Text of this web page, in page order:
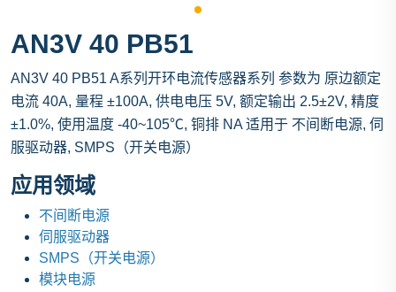
AN3V 40 PB51
AN3V 40 PB51 A系列开环电流传感器系列 参数为 原边额定
电流 40A, 量程 ±100A, 供电电压 5V, 额定输出 2.5±2V, 精度
±1.0%, 使用温度 -40~105℃, 铜排 NA 适用于 不间断电源, 伺
服驱动器, SMPS（开关电源）
应用领域
不间断电源
伺服驱动器
SMPS（开关电源）
模块电源